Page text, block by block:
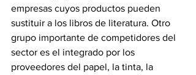
empresas cuyos productos pueden
sustituir a los libros de literatura. Otro
grupo importante de competidores del
sector es el integrado por los
proveedores del papel, la tinta, la